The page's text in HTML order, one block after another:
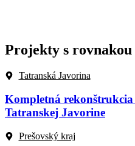
Projekty s rovnakou
Tatranská Javorina
Kompletná
Tatranskej Javorine
Prešovský kraj